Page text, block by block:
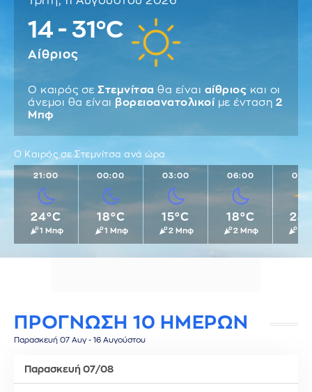
14 - 31°C
Αίθριος
Ο καιρός σε Στεμνίτσα θα είναι αίθριος και οι
άνεμοι θα είναι βορειοανατολικοί με ένταση 2
Μπφ
Ο Καιρός σε Στεμνίτσα ανά ώρα
21:00
24°C
1 Μπφ
00:00
18°C
1 Μπφ
03:00
15°C
2 Μπφ
06:00
18°C
2 Μπφ
ΠΡΟΓΝΩΣΗ 10 ΗΜΕΡΩΝ
Παρασκευή 07 Αυγ - 16 Αυγούστου
Παρασκευή 07/08